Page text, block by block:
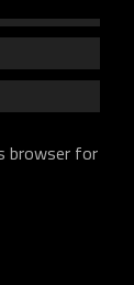
browser for